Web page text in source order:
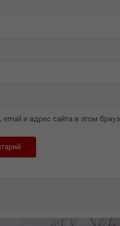
email и адрес сайта в этом